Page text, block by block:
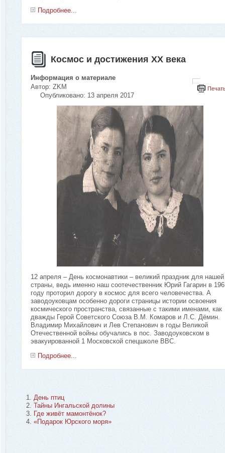
Подробнее...
Космос и достижения ХХ века
Информация о материале
Автор: ZKM
Опубликовано: 13 апреля 2017
12 апреля – День космонавтики – великий праздник для нашей
страны, ведь именно наш соотечественник Юрий Гагарин в
году проторил дорогу в космос для всего человечества. А
заводоуковцам особенно дороги страницы истории освоения
космического пространства, связанные с такими именами, как
дважды Герой Советского Союза В.М. Комаров и Л.С. Дёмин.
Владимир Михайлович и Лев Степанович в годы Великой
Отечественной войны обучались в пос. Заводоуковском в
эвакуированной 1 Московской спецшколе ВВС.
Подробнее...
День птиц
Тайны Ингальской долины
Где живёт мамонтёнок?
«Подарок Юрского моря»